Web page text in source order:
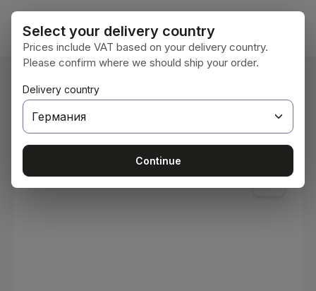
Преминете към основното съдържание
Вие сте тук: Начална страница
Бои и лакове
Пропуснете галерия с изображения
Select your delivery country
Prices include VAT based on your delivery country.
Please confirm where we should ship your order.
Delivery country
Continue